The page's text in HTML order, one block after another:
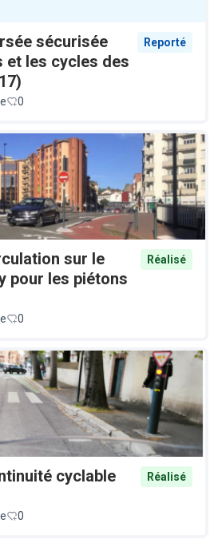
sécurisée
et les cycles des
Reporté
0
sur le
pour les piétons
Réalisé
0
cyclable
Réalisé
0